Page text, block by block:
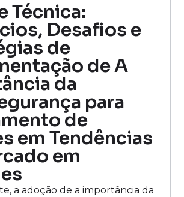
Técnica:
Desafios e
de
de A
da
para
de
em Tendências
em
a adoção de a importância da